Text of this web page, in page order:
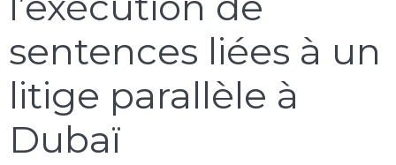
sentences liées à un
litige parallèle à
Dubaï